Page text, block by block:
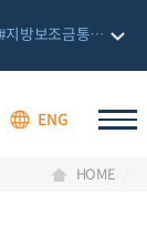
ENG
#지방보조금통합관리망
HOME